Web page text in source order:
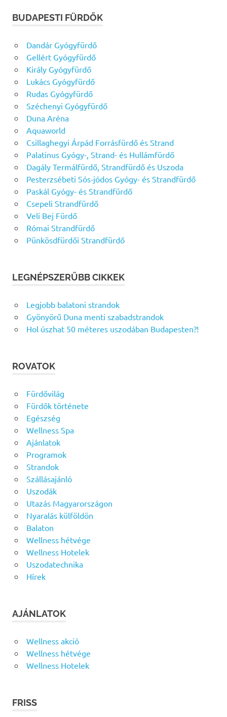
BUDAPESTI FÜRDŐK
Dandár Gyógyfürdő
Gellért Gyógyfürdő
Király Gyógyfürdő
Lukács Gyógyfürdő
Rudas Gyógyfürdő
Széchenyi Gyógyfürdő
Duna Aréna
Aquaworld
Csillaghegyi Árpád Forrásfürdő és Strand
Palatinus Gyógy-, Strand- és Hullámfürdő
Dagály Termálfürdő, Strandfürdő és Uszoda
Pesterzsébeti Sós-jódos Gyógy- és Strandfürdő
Paskál Gyógy- és Strandfürdő
Csepeli Strandfürdő
Veli Bej Fürdő
Római Strandfürdő
Pünkösdfürdői Strandfürdő
LEGNÉPSZERŰBB CIKKEK
Legjobb balatoni strandok
Gyönyörű Duna menti szabadstrandok
Hol úszhat 50 méteres uszodában Budapesten?!
ROVATOK
Fürdővilág
Fürdők története
Egészség
Wellness Spa
Ajánlatok
Programok
Strandok
Szállásajánló
Uszodák
Utazás Magyarországon
Nyaralás külföldön
Balaton
Wellness hétvége
Wellness Hotelek
Uszodatechnika
Hírek
AJÁNLATOK
Wellness akció
Wellness hétvége
Wellness Hotelek
FRISS